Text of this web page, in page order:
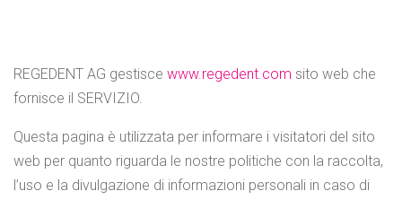
REGEDENT AG gestisce www.regedent.com sito web che
fornisce il SERVIZIO.
Questa pagina è utilizzata per informare i visitatori del sito
web per quanto riguarda le nostre politiche con la raccolta,
l’uso e la divulgazione di informazioni personali in caso di